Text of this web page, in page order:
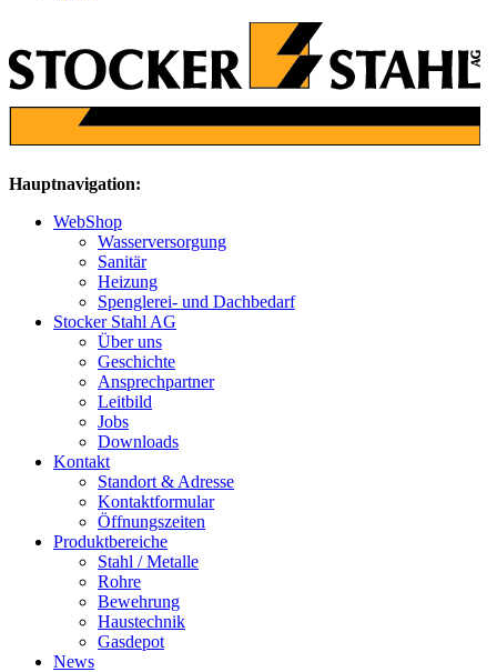
Hauptnavigation:
WebShop
Wasserversorgung
Sanitär
Heizung
Spenglerei- und Dachbedarf
Stocker Stahl AG
Über uns
Geschichte
Ansprechpartner
Leitbild
Jobs
Downloads
Kontakt
Standort & Adresse
Kontaktformular
Öffnungszeiten
Produktbereiche
Stahl / Metalle
Rohre
Bewehrung
Haustechnik
Gasdepot
News